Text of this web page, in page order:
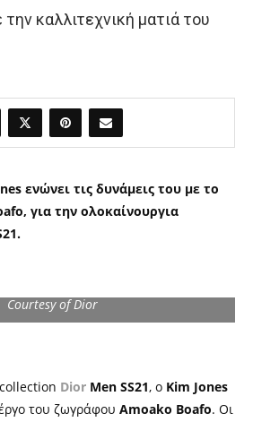
καλλιτεχνική ματιά του
ενώνει τις δυνάμεις του με το
για την ολοκαίνουργια
Courtesy of Dior
Dior Men SS21, ο Kim Jones
του ζωγράφου Amoako Boafo. Οι